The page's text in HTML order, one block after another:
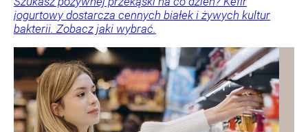
jogurtowy dostarcza cennych białek i żywych kultur
bakterii. Zobacz jaki wybrać.